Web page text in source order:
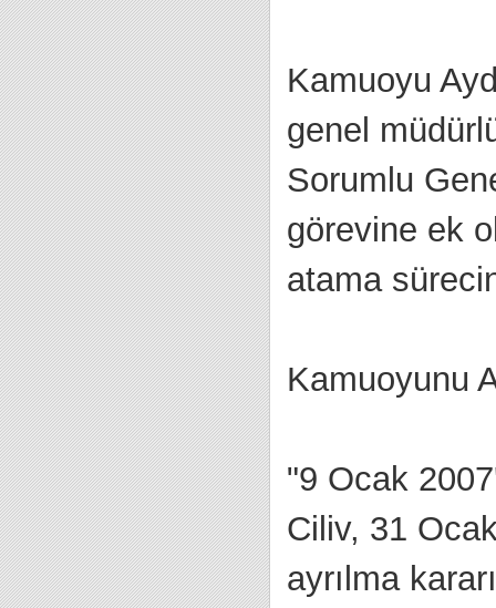
Kamuoyu
genel
Sorumlu
görevine ek
atama
Kamuoyunu
"9 Ocak
Ciliv, 31
ayrılma